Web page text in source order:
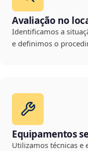
Avaliação no
Identificamos a
e definimos o
Equipamentos
Utilizamos técnicas e